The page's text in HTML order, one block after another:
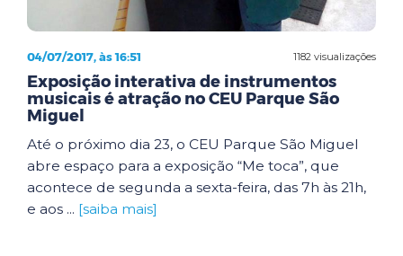
1182 visualizações
04/07/2017, às 16:51
Exposição interativa de instrumentos
musicais é atração no CEU Parque São
Miguel
Até o próximo dia 23, o CEU Parque São Miguel
abre espaço para a exposição “Me toca”, que
acontece de segunda a sexta-feira, das 7h às 21h,
e aos ... [saiba mais]